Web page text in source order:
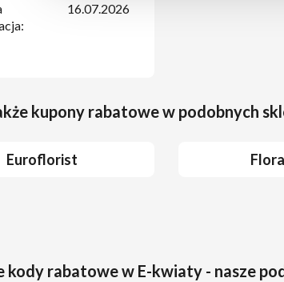
16.07.2026
kupony rabatowe w podobnych
Euroflorist
kody rabatowe w E-kwiaty - nasze